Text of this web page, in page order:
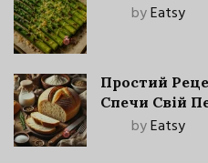
byEatsy
Простий
Спечи Свій
byEatsy